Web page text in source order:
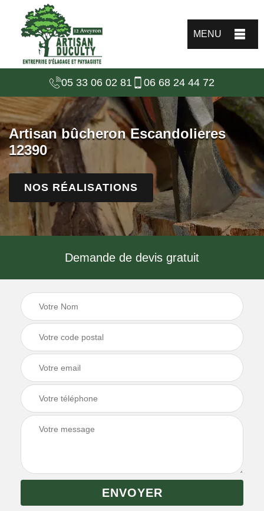
MENU
05 33 06 02 81 06 68 24 44 72
Artisan bûcheron Escandolieres
12390
NOS RÉALISATIONS
Demande de devis gratuit